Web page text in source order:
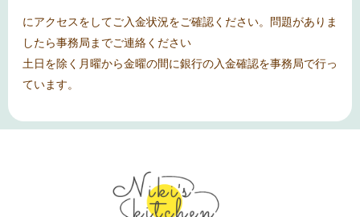
にアクセスをしてご入金状況をご確認ください。問題がありま
したら事務局までご連絡ください
土日を除く月曜から金曜の間に銀行の入金確認を事務局で行っ
ています。